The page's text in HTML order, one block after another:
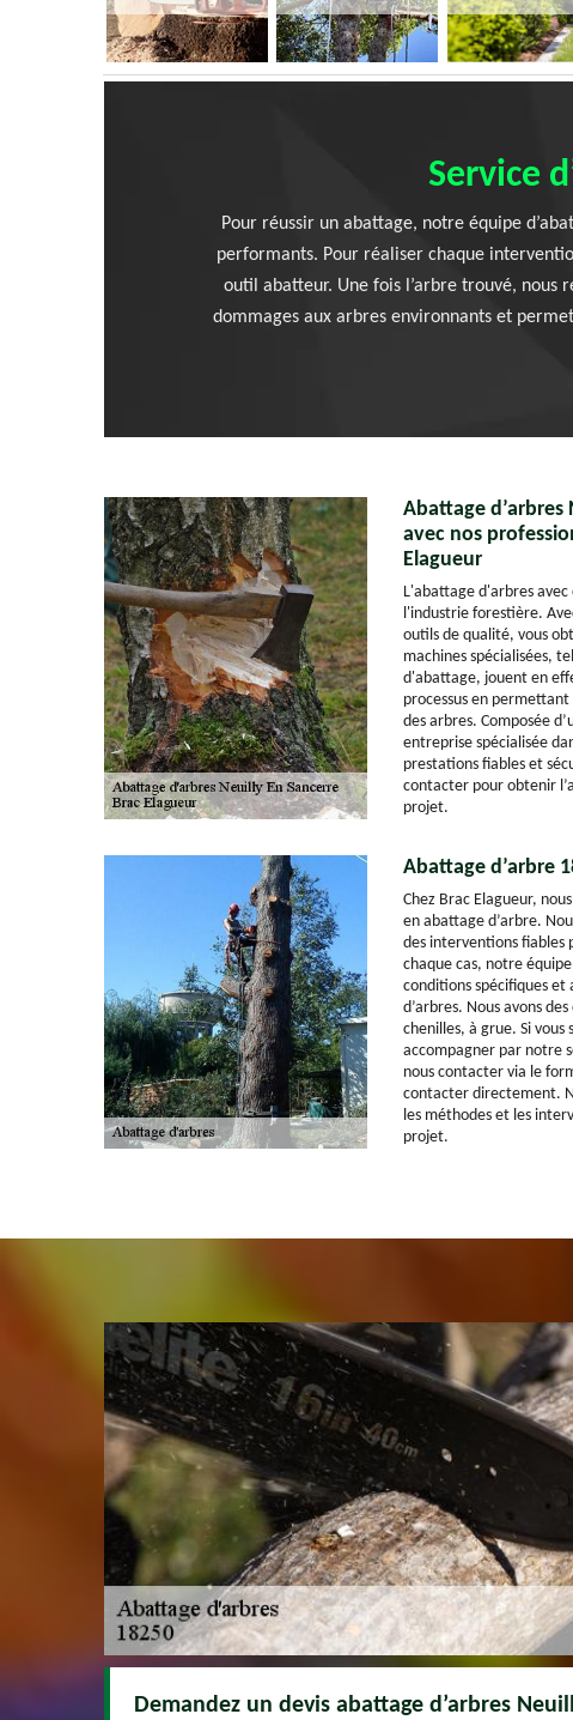
Service
Pour réussir un abattage, notre équipe
performants. Pour réaliser chaque
outil abatteur. Une fois l’arbre trouvé, nous
dommages aux arbres environnants et
Abattage d’arbres
avec nos
Elagueur
L'abattage d'arbres
l'industrie forestière.
outils de qualité, vous
machines spécialisées,
d'abattage, jouent en
processus en
des arbres. Composée
entreprise spécialisée
prestations fiables et
contacter pour obtenir
projet.
Abattage d’arbre
Chez Brac Elagueur,
en abattage d’arbre.
des interventions fiables
chaque cas, notre équipe
conditions spécifiques
d’arbres. Nous avons
chenilles, à grue. Si vous
accompagner par notre
nous contacter via le
contacter directement.
les méthodes et les
projet.
Demandez un devis abattage d’arbres